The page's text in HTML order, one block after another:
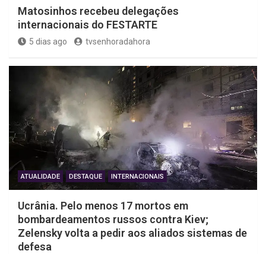
Matosinhos recebeu delegações
internacionais do FESTARTE
5 dias ago tvsenhoradahora
ATUALIDADE DESTAQUE INTERNACIONAIS
Ucrânia. Pelo menos 17 mortos em
bombardeamentos russos contra Kiev;
Zelensky volta a pedir aos aliados sistemas de
defesa